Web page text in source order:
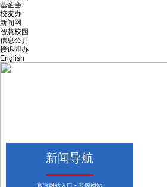
基金会
校友办
新闻网
智慧校园
信息公开
接诉即办
English
新闻导航
官方网站入口 - 专题网站